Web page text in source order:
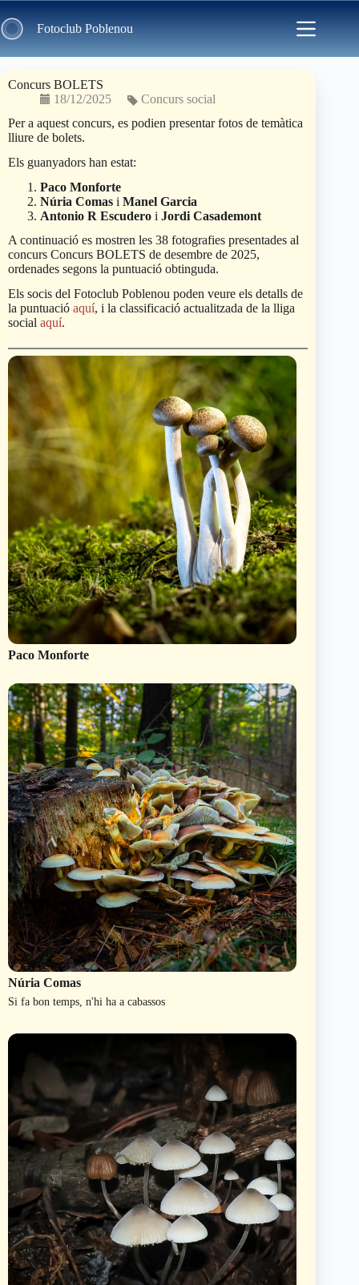
to
content Fotoclub Poblenou
Concurs BOLETS
18/12/2025
Concurs social
Per a aquest concurs, es podien presentar fotos de temàtica
lliure de bolets.
Els guanyadors han estat:
Paco Monforte
Núria Comas i Manel Garcia
Antonio R Escudero i Jordi Casademont
A continuació es mostren les 38 fotografies presentades al
concurs Concurs BOLETS de desembre de 2025,
ordenades segons la puntuació obtinguda.
Els socis del Fotoclub Poblenou poden veure els detalls de
la puntuació aquí, i la classificació actualitzada de la lliga
social aquí.
Paco Monforte
Núria Comas
Si fa bon temps, n'hi ha a cabassos